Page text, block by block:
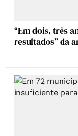
“Em dois, três
resultados” da